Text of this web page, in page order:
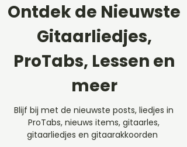
Ontdek de Nieuwste
Gitaarliedjes,
ProTabs, Lessen en
meer
Blijf bij met de nieuwste posts, liedjes in
ProTabs, nieuws items, gitaarles,
gitaarliedjes en gitaarakkoorden